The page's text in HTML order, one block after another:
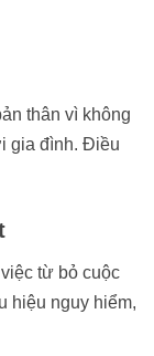
thân vì không
gia đình. Điều
từ bỏ cuộc
hiệu nguy hiểm,